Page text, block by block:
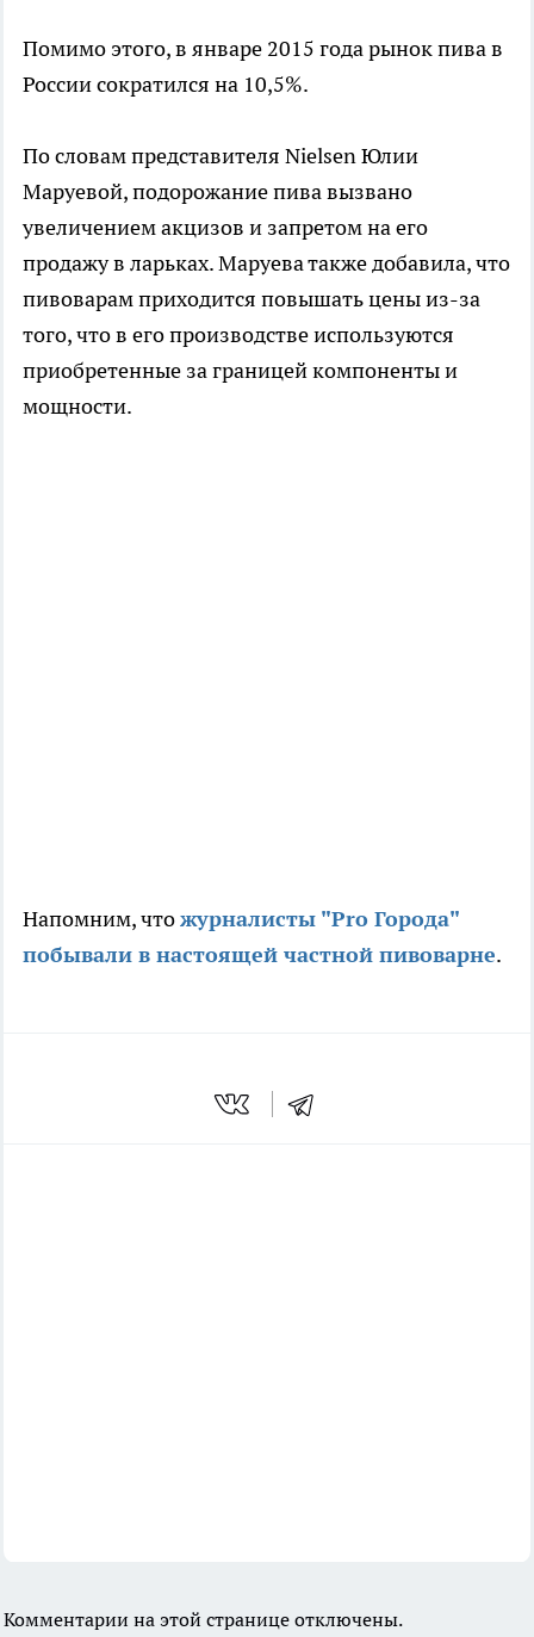
Помимо этого, в январе 2015 года рынок пива в
России сократился на 10,5%.
По словам представителя Nielsen Юлии
Маруевой, подорожание пива вызвано
увеличением акцизов и запретом на его
продажу в ларьках. Маруева также добавила, что
пивоварам приходится повышать цены из-за
того, что в его производстве используются
приобретенные за границей компоненты и
мощности.
Напомним, чтожурналисты "Pro Города"
побывали в настоящей частной пивоварне.
Комментарии на этой странице отключены.